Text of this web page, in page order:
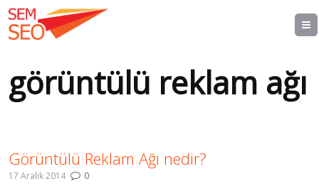
görüntülü reklam ağı
Görüntülü Reklam Ağı nedir?
17 Aralık 2014 0